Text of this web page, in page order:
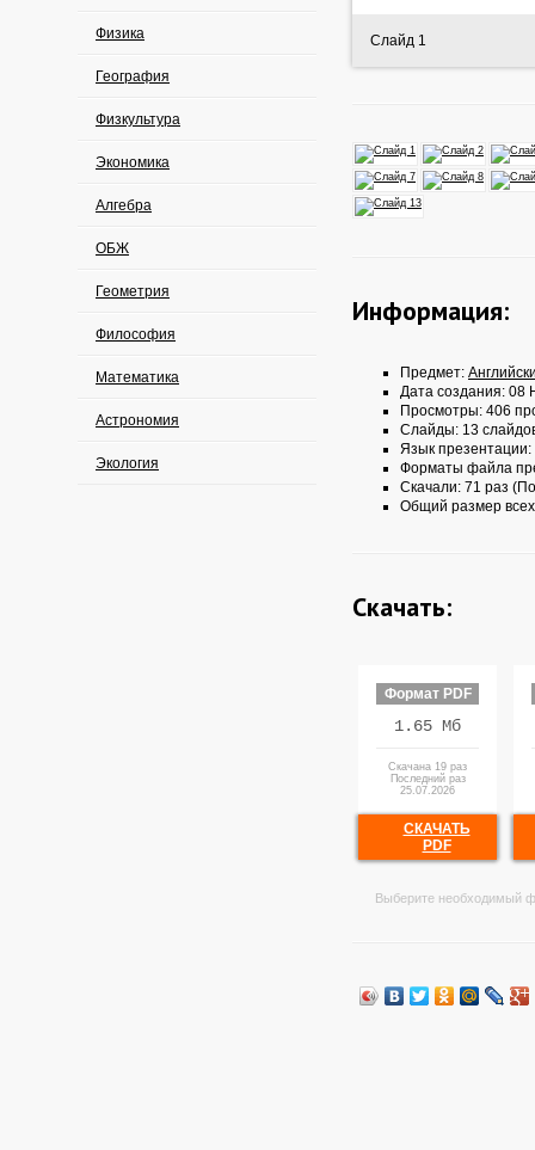
Физика
География
Физкультура
Экономика
Алгебра
ОБЖ
Геометрия
Философия
Математика
Астрономия
Экология
Слайд 1
Информация:
Предмет:
Дата создания: 08
Просмотры: 406
Слайды: 13
Язык презентации:
Форматы файла
Скачали: 71 раз
Общий размер
Скачать:
Формат PDF
1.65 Мб
Скачана 19 раз
Последний раз
25.07.2026
СКАЧАТЬ
PDF
Выберите необходимый